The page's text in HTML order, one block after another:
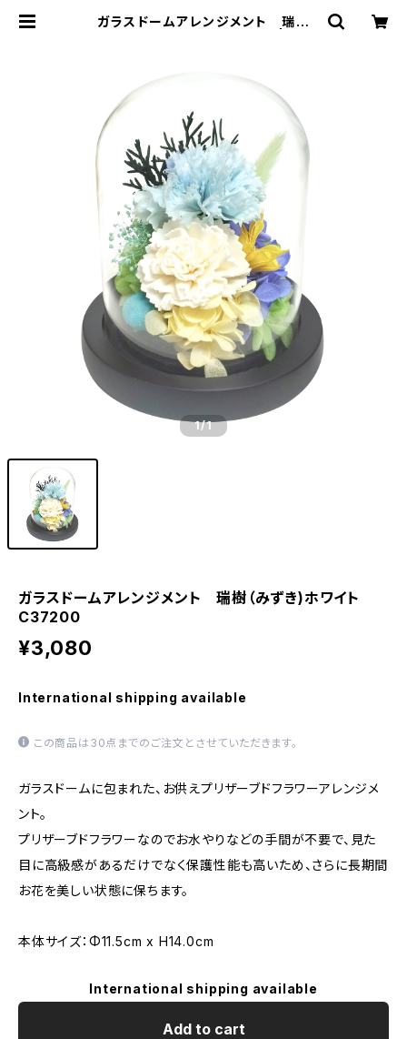
ガラスドームアレンジメント 瑞樹
1/1
ガラスドームアレンジメント 瑞樹（みずき)ホワイト
C37200
¥3,080
International shipping available
この商品は30点までのご注文とさせていただきます。
ガラスドームに包まれた、お供えプリザーブドフラワーアレンジメ
ント。
プリザーブドフラワーなのでお水やりなどの手間が不要で、見た
目に高級感があるだけでなく保護性能も高いため、さらに長期間
お花を美しい状態に保ちます。
本体サイズ：Φ11.5cm x H14.0cm
International shipping available
Add to cart